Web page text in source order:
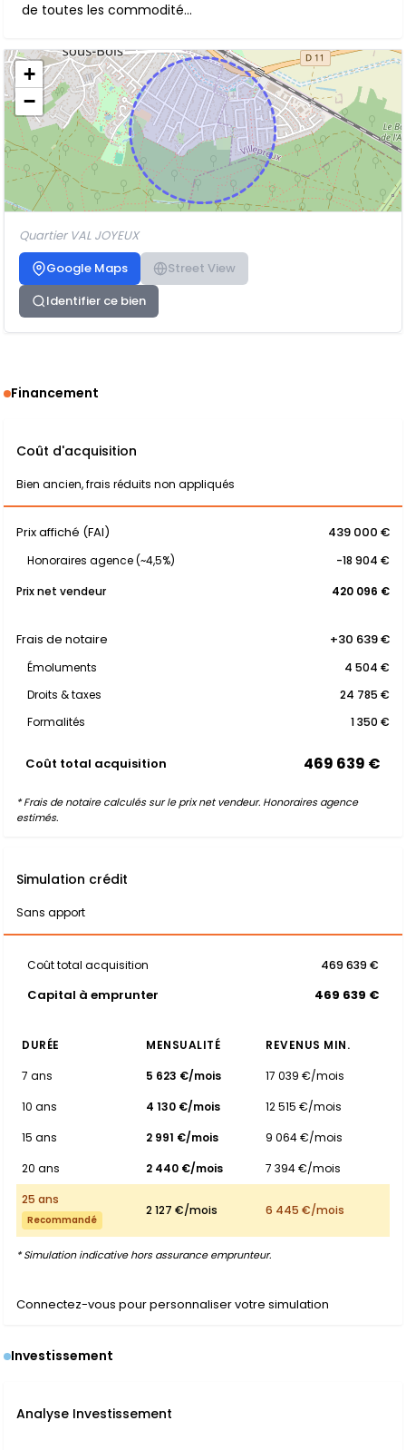
de toutes les commodité...
+
−
Quartier VAL JOYEUX
Google Maps
Street View
Identifier ce bien
Financement
Coût d'acquisition
Bien ancien, frais réduits non appliqués
Prix affiché (FAI) 439 000 €
Honoraires agence (~4,5%)
-18 904 €
Prix net vendeur
420 096 €
Frais de notaire +30 639 €
Émoluments
4 504 €
Droits & taxes
24 785 €
Formalités
1 350 €
Coût total acquisition 469 639 €
* Frais de notaire calculés sur le prix net vendeur. Honoraires agence
estimés.
Simulation crédit
Sans apport
Coût total acquisition 469 639 €
Capital à emprunter 469 639 €
DURÉE MENSUALITÉ
REVENUS MIN.
7 ans
5 623 €/mois
17 039 €/mois
10 ans
4 130 €/mois
12 515 €/mois
15 ans
2 991 €/mois
9 064 €/mois
20 ans
2 440 €/mois
7 394 €/mois
25 ans
Recommandé
2 127 €/mois 6 445 €/mois
* Simulation indicative hors assurance emprunteur.
Connectez-vous pour personnaliser votre simulation
Investissement
Analyse Investissement